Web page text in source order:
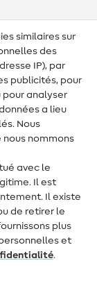
similaires sur
des
IP), par
publicités, pour
pour analyser
a lieu
Nous
nommons
avec le
Il est
Il existe
de retirer le
plus
et
.